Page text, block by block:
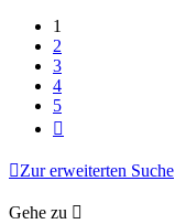
1
2
3
4
5
Zur erweiterten Suche
Gehe zu